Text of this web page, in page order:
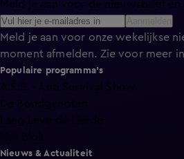
Meld je aan voor de nieuwsbrief
Meld je aan voor onze wekelijkse
moment afmelden. Zie voor meer
Populaire programma's
A.S.S. - Anti Survival Show
Nieuws & Actualiteit